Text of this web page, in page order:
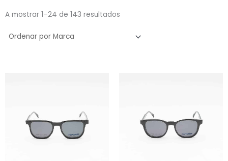
A mostrar 1–24 de 143 resultados